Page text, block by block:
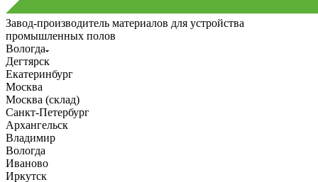
Завод-производитель материалов для устройства
промышленных полов
Вологда
Дегтярск
Екатеринбург
Москва
Москва (склад)
Санкт-Петербург
Архангельск
Владимир
Вологда
Иваново
Иркутск